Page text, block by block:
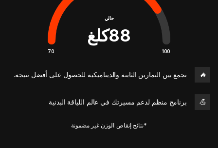
حالي
88كلغ
100
70
🔥 نجمع بين التمارين الثابتة والديناميكية للحصول على أفضل نتيجة.
💪 برنامج منظم لدعم مسيرتك في عالم اللياقة البدنية
*نتائج إنقاص الوزن غير مضمونة